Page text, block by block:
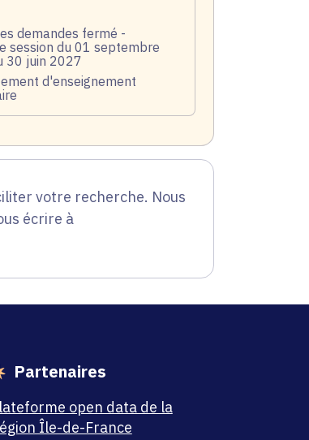
demandes fermé -
session du 01 septembre
30 juin 2027
d'enseignement
votre recherche. Nous
écrire à
Partenaires
open data de la
Île-de-France